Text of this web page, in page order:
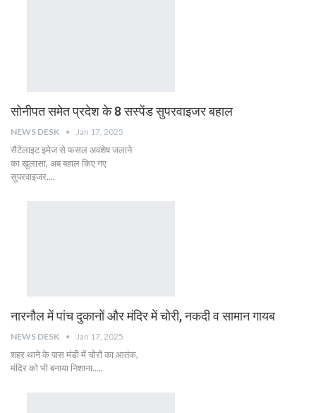
सोनीपत समेत प्रदेश के 8 सस्पेंड सुपरवाइजर बहाल
NEWS DESK Jan 17, 2025
सैटेलाइट इमेज से फसल अवशेष जलाने
का खुलासा, अब बहाल किए गए
सुपरवाइजर....
नारनौल में पांच दुकानों और मंदिर में चोरी, नकदी व सामान गायब
NEWS DESK Jan 17, 2025
शहर थाने के पास मंडी में चोरों का आतंक,
मंदिर को भी बनाया निशाना.....